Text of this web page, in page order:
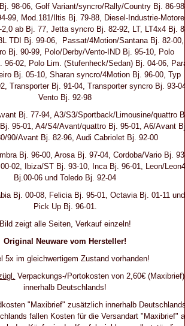
98-06, Golf Variant/syncro/Rally/Country Bj. 86-
99, Mod.181/Iltis Bj. 79-88, Diesel-Industrie-
ab Bj. 77, Jetta syncro Bj. 82-92, LT, LT4x4 Bj.
TDI Bj. 99-06, Passat/4Motion/Santana Bj. 82-00,
Bj. 90-99, Polo/Derby/Vento-IND Bj. 95-10, Polo
96-02, Polo Lim. (Stufenheck/Sedan) Bj. 04-06,
Bj. 05-10, Sharan syncro/4Motion Bj. 96-00, Typ
Transporter Bj. 91-04, Transporter syncro Bj. 93-
Vento Bj. 92-98
Bj. 77-94, A3/S3/Sportback/Limousine/quattro
95-01, A4/S4/Avant/quattro Bj. 95-01, A6/Avant
90/Avant Bj. 82-96, Audi Cabriolet Bj. 92-00
Bj. 96-00, Arosa Bj. 97-04, Cordoba/Vario Bj.
02, Ibiza/ST Bj. 93-10, Inca Bj. 96-01, Leon/
Bj.00-06 und Toledo Bj. 92-04
Bj. 00-08, Felicia Bj. 95-01, Octavia Bj. 01-11 und
Pick Up Bj. 96-01.
Bild zeigt alle Seiten, Verkauf einzeln!
Original Neuware vom Hersteller!
5x im gleichwertigem Zustand vorhanden!
Verpackungs-/Portokosten von 2,60€ (Maxibrief)
innerhalb Deutschlands!
"Maxibrief" zusätzlich innerhalb
fallen Kosten für die Versandart "Maxibrief"